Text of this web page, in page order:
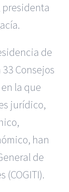
presidenta
de
Consejos
la que
jurídico,
han
de
(COGITI).